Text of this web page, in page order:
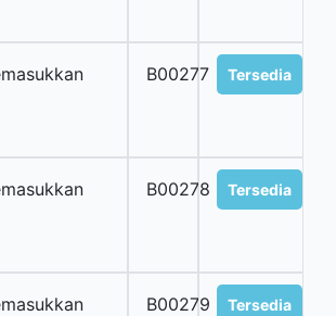
B00277 Tersedia
B00278 Tersedia
B00279 Tersedia